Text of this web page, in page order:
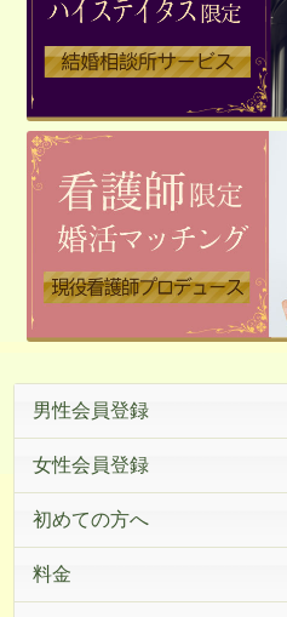
男性会員登録
女性会員登録
初めての方へ
料金